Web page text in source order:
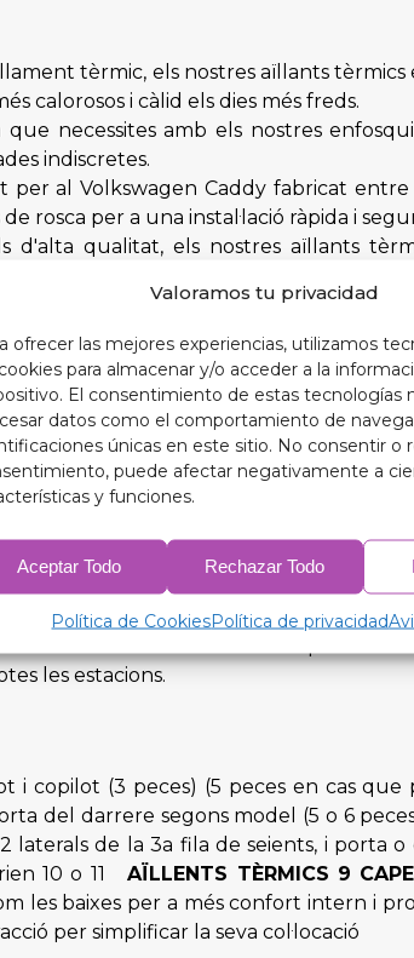
Valoramos tu privacidad
ofrecer las mejores experiencias, utilizamos
para almacenar y/o acceder a la
El consentimiento de estas tecnologías
datos como el comportamiento de
únicas en este sitio. No consentir o
puede afectar negativamente a
y funciones.
Aceptar Todo Rechazar Todo
Política de CookiesPolítica de privacidad
tèrmic, els nostres aïllants
calorosos i càlid els dies més freds.
necessites amb els nostres
indiscretes.
per al Volkswagen Caddy fabricat
rosca per a una instal·lació ràpida i
d'alta qualitat, els nostres aïllants
protegir l'interior del teu automòbil i
una temperatura interior més òptima,
manera més eficient, cosa que es
pràctics, els nostres aïllants tèrmics
aïllants tèrmics enfosquidors
les estacions.
i copilot (3 peces) (5 peces en cas que
del darrere segons model (5 o 6
laterals de la 3a fila de seients, i porta
10 o 11AÏLLENTS TÈRMICS 9
les baixes per a més confort intern i
per simplificar la seva col·locació